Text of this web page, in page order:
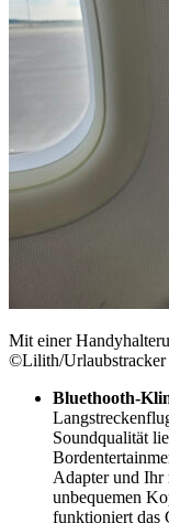
Mit einer
©Lilith/Urlaubstracker
Bluethooth-
Soundqualität
Adapter und Ihr
unbequemen
funktioniert das